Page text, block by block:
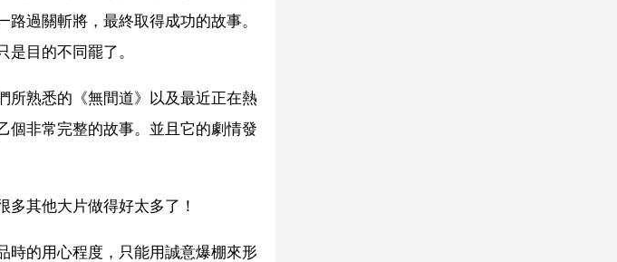
過關斬將，最終取得成功的故事。
目的不同罷了。
所熟悉的《無間道》以及最近正在熱
個非常完整的故事。並且它的劇情發
其他大片做得好太多了！
時的用心程度，只能用誠意爆棚來形